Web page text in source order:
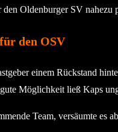
den Oldenburger SV
den OSV
einem Rückstand
Möglichkeit ließ Kaps
Team, versäumte es